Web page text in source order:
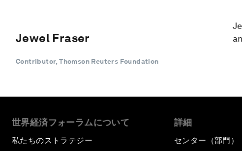
Jewel Fraser
Contributor, Thomson Reuters Foundation
世界経済フォーラムについて
私たちのストラテジー
詳細
センター（部門）